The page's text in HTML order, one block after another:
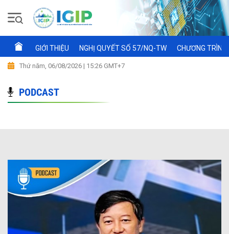
GIỚI THIỆU NGHỊ QUYẾT SỐ 57/NQ-TW CHƯƠNG
Thứ năm, 06/08/2026 | 15:26 GMT+7
PODCAST